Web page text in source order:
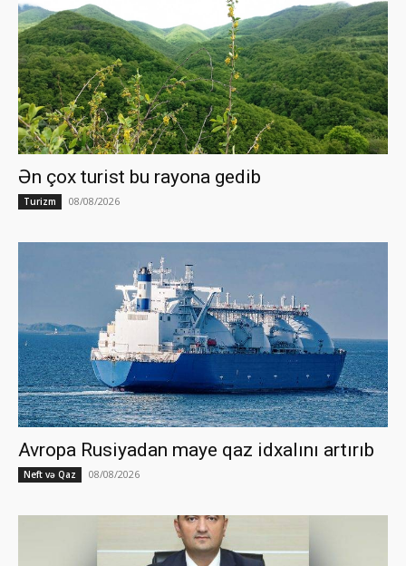
Ən çox turist bu rayona gedib
Turizm 08/08/2026
Avropa Rusiyadan maye qaz idxalını artırıb
Neft və Qaz 08/08/2026